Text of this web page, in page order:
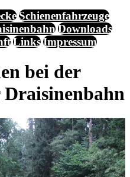
Schienenfahrzeuge
Downloads
Links Impressum
bei der